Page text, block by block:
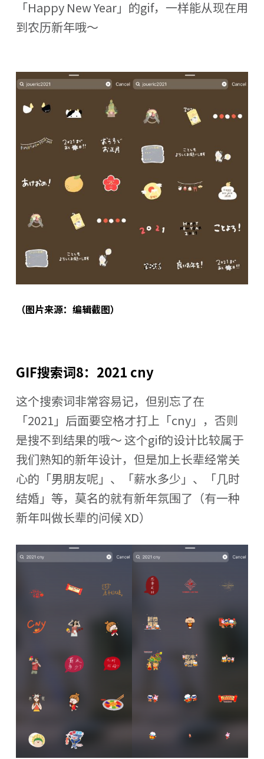
「Happy New Year」的gif，一样能从现在用
到农历新年哦～
（图片来源：编辑截图）
GIF搜索词8：2021 cny
这个搜索词非常容易记，但别忘了在
「2021」后面要空格才打上「cny」，否则
是搜不到结果的哦～ 这个gif的设计比较属于
我们熟知的新年设计，但是加上长辈经常关
心的「男朋友呢」、「薪水多少」、「几时
结婚」等，莫名的就有新年氛围了（有一种
新年叫做长辈的问候 XD）